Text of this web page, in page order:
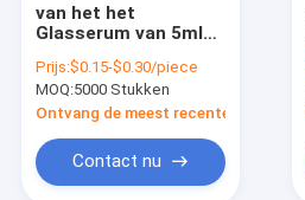
van het het
Glasserum van 5ml
Flessen
Kosmetische
Verpakkende Glas
het
Druppelbuisjeflessen
Prijs:$0.15-$0.30/piece
MOQ:5000 Stukken
Ontvang de meest recente Prijs
Contact nu